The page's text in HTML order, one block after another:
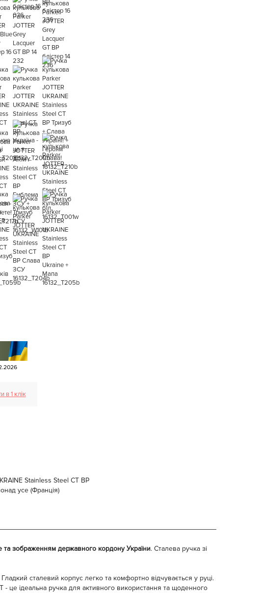
в 1 клік
Stainless Steel CT BP
усе (Франція)
та зображенням державного кордону України. Сталева ручка зі
сталевий корпус легко та комфортно відчувається у руці.
це ідеальна ручка для активного використання та щоденного